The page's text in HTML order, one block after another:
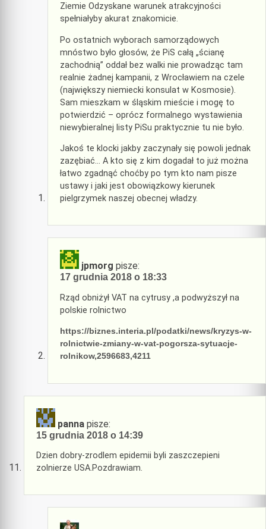
Ziemie Odzyskane warunek atrakcyjności
spełniałyby akurat znakomicie.
Po ostatnich wyborach samorządowych
mnóstwo było głosów, że PiS całą „ścianę
zachodnią” oddał bez walki nie prowadząc tam
realnie żadnej kampanii, z Wrocławiem na czele
(największy niemiecki konsulat w Kosmosie).
Sam mieszkam w śląskim mieście i mogę to
potwierdzić – oprócz formalnego wystawienia
niewybieralnej listy PiSu praktycznie tu nie było.
Jakoś te klocki jakby zaczynały się powoli jednak
zazębiać… A kto się z kim dogadał to już można
łatwo zgadnąć choćby po tym kto nam pisze
ustawy i jaki jest obowiązkowy kierunek
pielgrzymek naszej obecnej władzy.
jpmorg pisze:
17 grudnia 2018 o 18:33
Rząd obniżył VAT na cytrusy ,a podwyższył na
polskie rolnictwo
https://biznes.interia.pl/podatki/news/kryzys-w-
rolnictwie-zmiany-w-vat-pogorsza-sytuacje-
rolnikow,2596683,4211
panna pisze:
15 grudnia 2018 o 14:39
Dzien dobry-zrodlem epidemii byli zaszczepieni
zolnierze USA.Pozdrawiam.